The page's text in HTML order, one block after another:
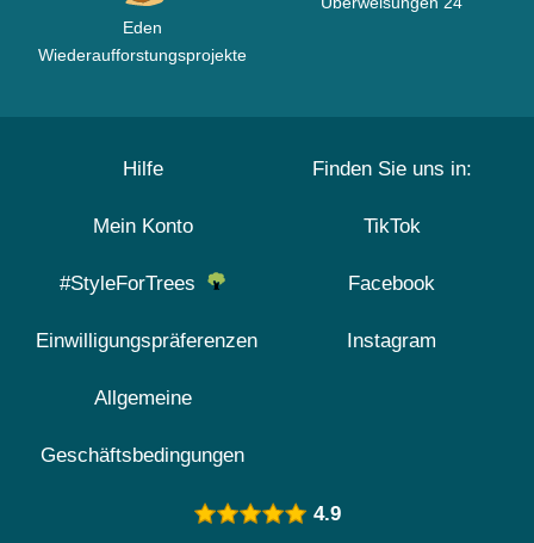
Eden
Wiederaufforstungsprojekte
Hilfe
Mein Konto
#StyleForTrees
Einwilligungspräferenzen
Allgemeine
Geschäftsbedingungen
Finden Sie uns in:
TikTok
Facebook
Instagram
4.9